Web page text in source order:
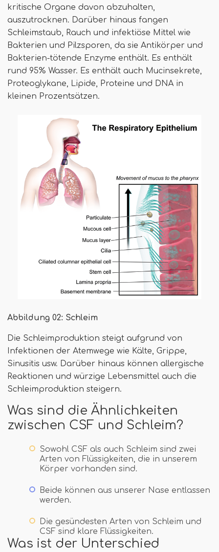
kritische Organe davon abzuhalten,
auszutrocknen. Darüber hinaus fangen
Schleimstaub, Rauch und infektiöse Mittel wie
Bakterien und Pilzsporen, da sie Antikörper und
Bakterien-tötende Enzyme enthält. Es enthält
rund 95% Wasser. Es enthält auch Mucinsekrete,
Proteoglykane, Lipide, Proteine ​​und DNA in
kleinen Prozentsätzen.
Abbildung 02: Schleim
Die Schleimproduktion steigt aufgrund von
Infektionen der Atemwege wie Kälte, Grippe,
Sinusitis usw. Darüber hinaus können allergische
Reaktionen und würzige Lebensmittel auch die
Schleimproduktion steigern.
Was sind die Ähnlichkeiten
zwischen CSF und Schleim?
Sowohl CSF als auch Schleim sind zwei
Arten von Flüssigkeiten, die in unserem
Körper vorhanden sind.
Beide können aus unserer Nase entlassen
werden.
Die gesündesten Arten von Schleim und
CSF sind klare Flüssigkeiten.
Was ist der Unterschied